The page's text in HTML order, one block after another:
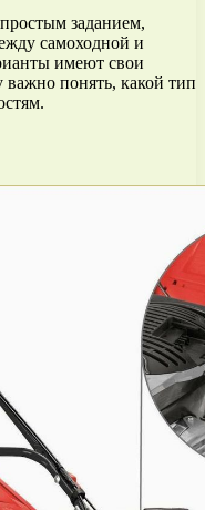
заданием,
самоходной и
имеют свои
важно понять, какой тип